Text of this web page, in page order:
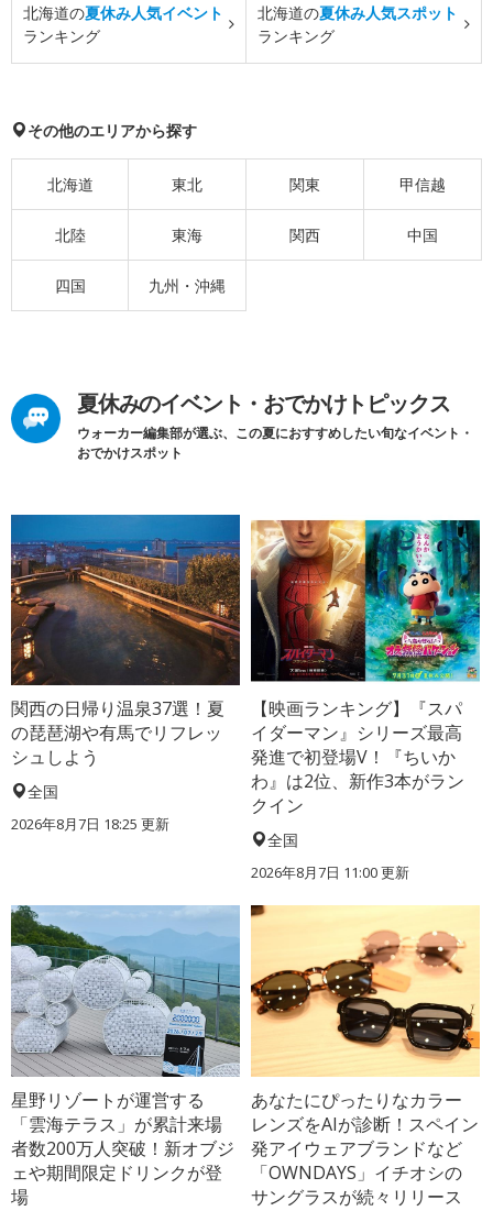
北海道の夏休み人気イベント
ランキング
北海道の夏休み人気スポット
ランキング
その他のエリアから探す
北海道 東北 関東 甲信越
北陸 東海 関西 中国
四国 九州・沖縄
夏休みのイベント・おでかけトピックス
ウォーカー編集部が選ぶ、この夏におすすめしたい旬なイベント・
おでかけスポット
関西の日帰り温泉37選！夏
の琵琶湖や有馬でリフレッ
シュしよう
全国
2026年8月7日 18:25 更新
【映画ランキング】『スパ
イダーマン』シリーズ最高
発進で初登場V！『ちいか
わ』は2位、新作3本がラン
クイン
全国
2026年8月7日 11:00更新
星野リゾートが運営する
「雲海テラス」が累計来場
者数200万人突破！新オブジ
ェや期間限定ドリンクが登
場
あなたにぴったりなカラー
レンズをAIが診断！スペイン
発アイウェアブランドなど
「OWNDAYS」イチオシの
サングラスが続々リリース